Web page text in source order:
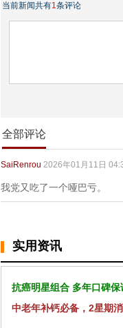
当前新闻共有1条评论
全部评论
SaiRenrou 2026年01月11日
我党又吃了一个哑巴亏。
实用资讯
抗癌明星组合 多年口碑
中老年补钙必备，2星期